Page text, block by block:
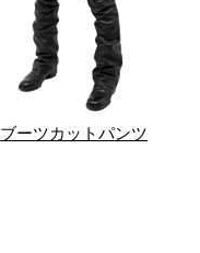
ブーツカットパンツ